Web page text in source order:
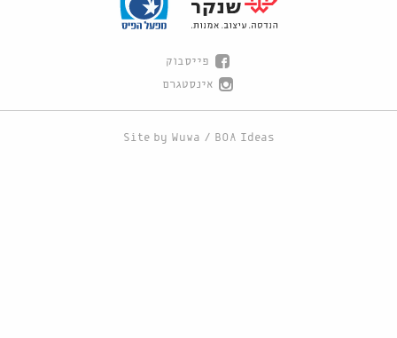
פייסבוק
אינסטגרם
Site by Wuwa / BOA Ideas